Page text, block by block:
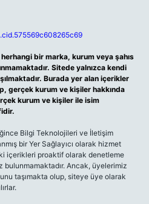
bir marka, kurum veya şahıs
Sitede yalnızca kendi
Burada yer alan içerikler
gerçek kurum ve kişiler hakkında
kurum ve kişiler ile isim
Bilgi Teknolojileri ve İletişim
bir Yer Sağlayıcı olarak hizmet
içerikleri proaktif olarak denetleme
bulunmamaktadır. Ancak, üyelerimiz
taşımakta olup, siteye üye olarak